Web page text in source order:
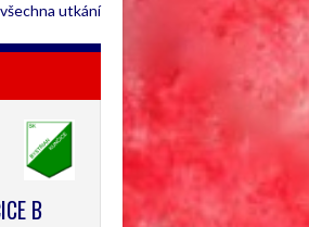
utkání
B